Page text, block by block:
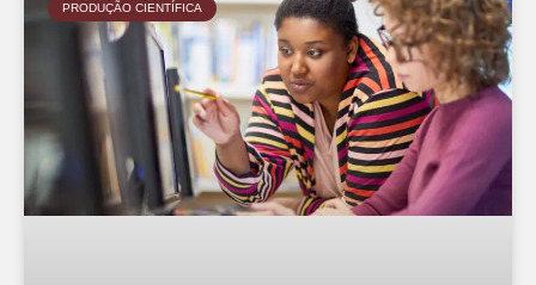
PRODUÇÃO CIENTÍFICA